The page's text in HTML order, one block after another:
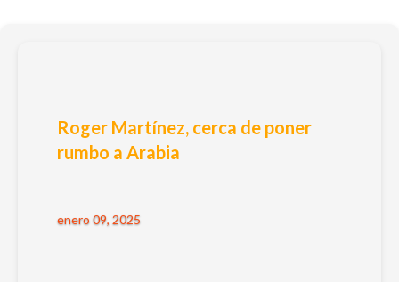
Roger Martínez, cerca de poner
rumbo a Arabia
enero 09, 2025